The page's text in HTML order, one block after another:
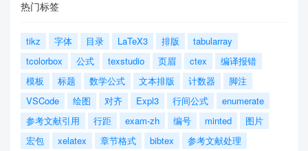
热门标签
tikz 字体 目录 LaTeX3 排版
tabularray
tcolorbox
公式 texstudio 页眉 ctex
编译报错
模板
标题 数学公式 文本排版 计数器
脚注
VSCode
绘图 对齐 Expl3 行间公式
enumerate
参考文献引用
行距 exam-zh 编号 minted
图片
宏包
xelatex 章节格式 bibtex
参考文献处理